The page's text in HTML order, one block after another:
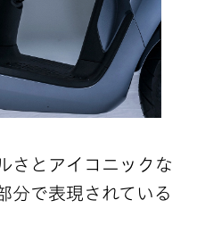
とアイコニックな
分で表現されている